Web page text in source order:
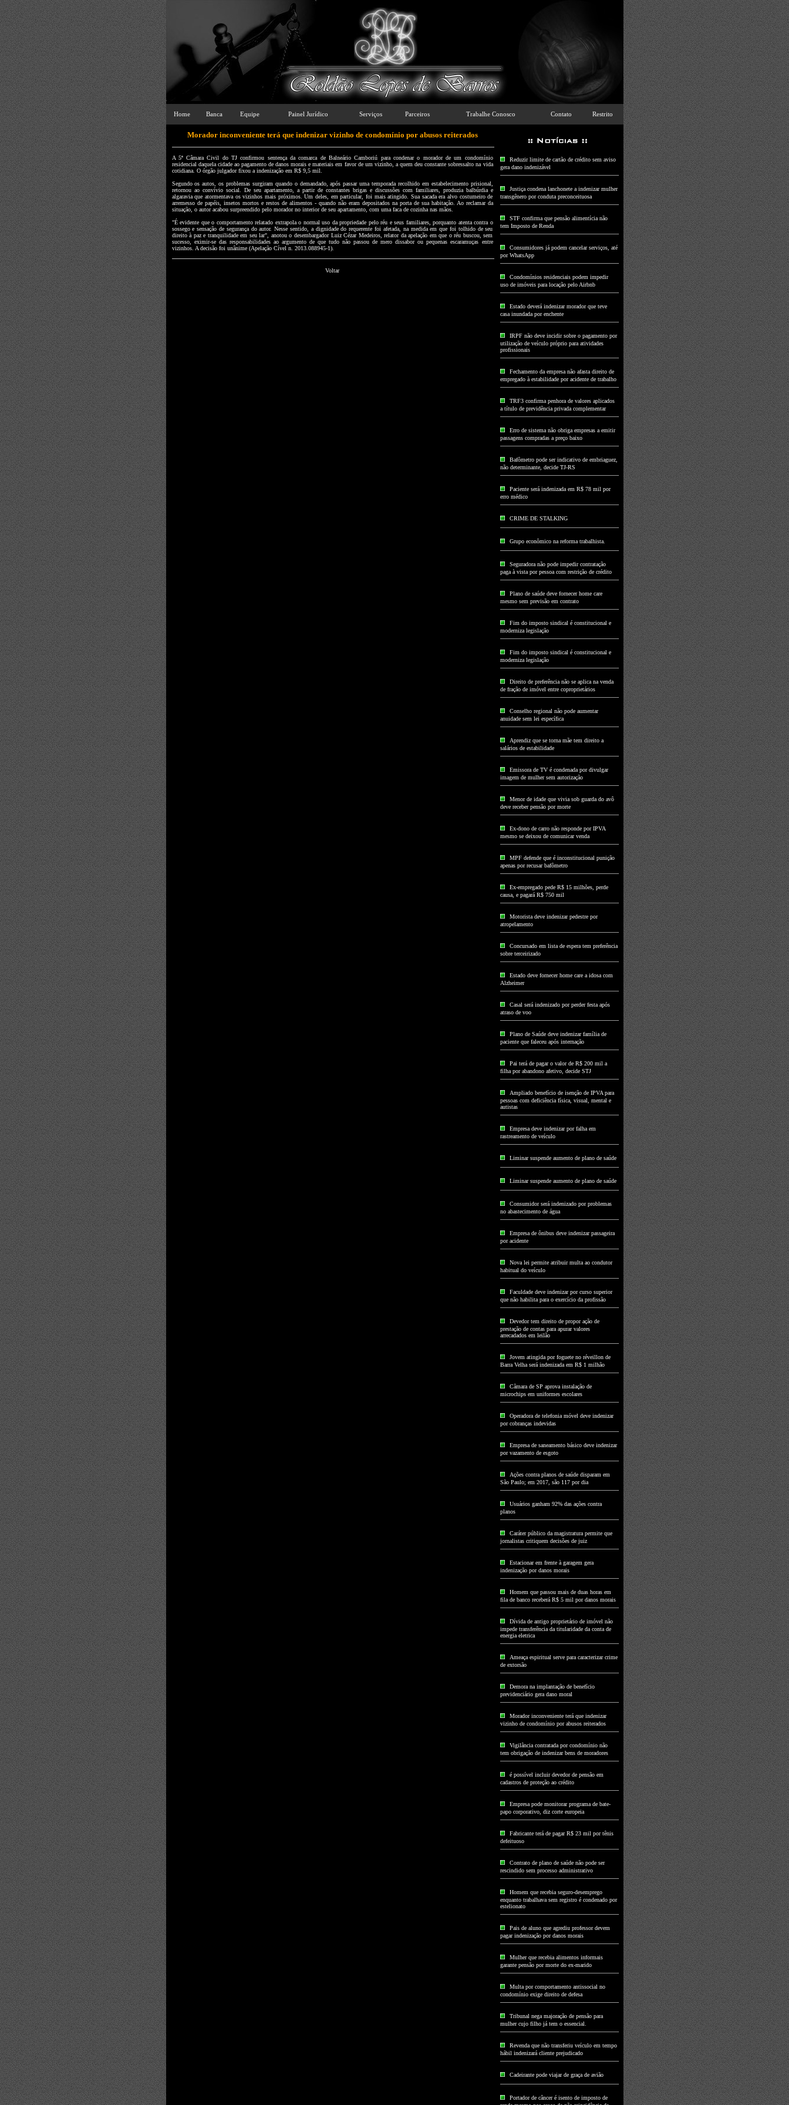
Home Banca Equipe Painel Jurídico Serviços Parceiros Trabalhe Conosco Contato Restrito
Morador inconveniente terá que indenizar vizinho de condomínio por abusos reiterados
A 5ª Câmara Civil do TJ confirmou sentença da comarca de Balneário Camboriú para condenar o morador de um condomínio
residencial daquela cidade ao pagamento de danos morais e materiais em favor de um vizinho, a quem deu constante sobressalto na vida
cotidiana. O órgão julgador fixou a indenização em R$ 9,5 mil.
Segundo os autos, os problemas surgiram quando o demandado, após passar uma temporada recolhido em estabelecimento prisional,
retornou ao convívio social. De seu apartamento, a partir de constantes brigas e discussões com familiares, produzia balbúrdia e
algaravia que atormentava os vizinhos mais próximos. Um deles, em particular, foi mais atingido. Sua sacada era alvo costumeiro de
arremesso de papéis, insetos mortos e restos de alimentos - quando não eram depositados na porta de sua habitação. Ao reclamar da
situação, o autor acabou surpreendido pelo morador no interior de seu apartamento, com uma faca de cozinha nas mãos.
"É evidente que o comportamento relatado extrapola o normal uso da propriedade pelo réu e seus familiares, porquanto atenta contra o
sossego e sensação de segurança do autor. Nesse sentido, a dignidade do requerente foi afetada, na medida em que foi tolhido de seu
direito à paz e tranquilidade em seu lar", anotou o desembargador Luiz Cézar Medeiros, relator da apelação em que o réu buscou, sem
sucesso, eximir-se das responsabilidades ao argumento de que tudo não passou de mero dissabor ou pequenas escaramuças entre
vizinhos. A decisão foi unânime (Apelação Cível n. 2013.088945-1).
Voltar
Reduzir limite de cartão de crédito sem aviso
gera dano indenizável
Justiça condena lanchonete a indenizar mulher
transgênero por conduta preconceituosa
STF confirma que pensão alimentícia não
tem Imposto de Renda
Consumidores já podem cancelar serviços, até
por WhatsApp
Condomínios residenciais podem impedir
uso de imóveis para locação pelo Airbnb
Estado deverá indenizar morador que teve
casa inundada por enchente
IRPF não deve incidir sobre o pagamento por
utilização de veículo próprio para atividades
profissionais
Fechamento da empresa não afasta direito de
empregado à estabilidade por acidente de trabalho
TRF3 confirma penhora de valores aplicados
a título de previdência privada complementar
Erro de sistema não obriga empresas a emitir
passagens compradas a preço baixo
Bafômetro pode ser indicativo de embriaguez,
não determinante, decide TJ-RS
Paciente será indenizada em R$ 78 mil por
erro médico
CRIME DE STALKING
Grupo econômico na reforma trabalhista.
Seguradora não pode impedir contratação
paga à vista por pessoa com restrição de crédito
Plano de saúde deve fornecer home care
mesmo sem previsão em contrato
Fim do imposto sindical é constitucional e
moderniza legislação
Fim do imposto sindical é constitucional e
moderniza legislação
Direito de preferência não se aplica na venda
de fração de imóvel entre coproprietários
Conselho regional não pode aumentar
anuidade sem lei específica
Aprendiz que se torna mãe tem direito a
salários de estabilidade
Emissora de TV é condenada por divulgar
imagem de mulher sem autorização
Menor de idade que vivia sob guarda do avô
deve receber pensão por morte
Ex-dono de carro não responde por IPVA
mesmo se deixou de comunicar venda
MPF defende que é inconstitucional punição
apenas por recusar bafômetro
Ex-empregado pede R$ 15 milhões, perde
causa, e pagará R$ 750 mil
Motorista deve indenizar pedestre por
atropelamento
Concursado em lista de espera tem preferência
sobre terceirizado
Estado deve fornecer home care a idosa com
Alzheimer
Casal será indenizado por perder festa após
atraso de voo
Plano de Saúde deve indenizar família de
paciente que faleceu após internação
Pai terá de pagar o valor de R$ 200 mil a
filha por abandono afetivo, decide STJ
Ampliado benefício de isenção de IPVA para
pessoas com deficiência física, visual, mental e
autistas
Empresa deve indenizar por falha em
rastreamento de veículo
Liminar suspende aumento de plano de saúde
Liminar suspende aumento de plano de saúde
Consumidor será indenizado por problemas
no abastecimento de água
Empresa de ônibus deve indenizar passageira
por acidente
Nova lei permite atribuir multa ao condutor
habitual do veículo
Faculdade deve indenizar por curso superior
que não habilita para o exercício da profissão
Devedor tem direito de propor ação de
prestação de contas para apurar valores
arrecadados em leilão
Jovem atingida por foguete no réveillon de
Barra Velha será indenizada em R$ 1 milhão
Câmara de SP aprova instalação de
microchips em uniformes escolares
Operadora de telefonia móvel deve indenizar
por cobranças indevidas
Empresa de saneamento básico deve indenizar
por vazamento de esgoto
Ações contra planos de saúde disparam em
São Paulo; em 2017, são 117 por dia
Usuários ganham 92% das ações contra
planos
Caráter público da magistratura permite que
jornalistas critiquem decisões de juiz
Estacionar em frente à garagem gera
indenização por danos morais
Homem que passou mais de duas horas em
fila de banco receberá R$ 5 mil por danos morais
Dívida de antigo proprietário de imóvel não
impede transferência da titularidade da conta de
energia eletrica
Ameaça espiritual serve para caracterizar crime
de extorsão
Demora na implantação de benefício
previdenciário gera dano moral
Morador inconveniente terá que indenizar
vizinho de condomínio por abusos reiterados
Vigilância contratada por condomínio não
tem obrigação de indenizar bens de moradores
é possível incluir devedor de pensão em
cadastros de proteção ao crédito
Empresa pode monitorar programa de bate-
papo corporativo, diz corte europeia
Fabricante terá de pagar R$ 23 mil por tênis
defeituoso
Contrato de plano de saúde não pode ser
rescindido sem processo administrativo
Homem que recebia seguro-desemprego
enquanto trabalhava sem registro é condenado por
estelionato
Pais de aluno que agrediu professor devem
pagar indenização por danos morais
Mulher que recebia alimentos informais
garante pensão por morte do ex-marido
Multa por comportamento antissocial no
condomínio exige direito de defesa
Tribunal nega majoração de pensão para
mulher cujo filho já tem o essencial.
Revenda que não transferiu veículo em tempo
hábil indenizará cliente prejudicado
Cadeirante pode viajar de graça de avião
Portador de câncer é isento de imposto de